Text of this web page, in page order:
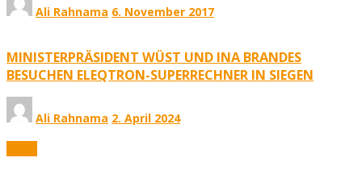
Ali Rahnama 6. November 2017
MINISTERPRÄSIDENT WÜST UND INA BRANDES
BESUCHEN ELEQTRON-SUPERRECHNER IN SIEGEN
Ali Rahnama 2. April 2024